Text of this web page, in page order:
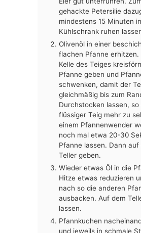
gehackte Petersilie
mindestens 15 Minuten
Kühlschrank ruhen
Olivenöl in einer
flachen Pfanne erhitzen.
Kelle des Teiges
Pfanne geben und
schwenken, damit der
gleichmäßig bis zum
Durchstocken lassen, so
flüssiger Teig mehr zu
einem Pfannenwender
noch mal etwa 20-30
Pfanne lassen. Dann auf
Teller geben.
Wieder etwas Öl in die
Hitze etwas reduzieren
nach so die anderen
ausbacken. Auf dem
lassen.
Pfannkuchen
und jeweils in schmale